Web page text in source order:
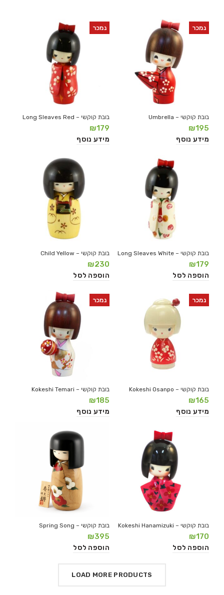
נמכר
בובת קוקשי – Umbrella
₪195
מידע נוסף
נמכר
בובת קוקשי – Long Sleaves Red
₪179
מידע נוסף
בובת קוקשי – Long Sleaves White
₪179
הוספה לסל
בובת קוקשי – Child Yellow
₪230
הוספה לסל
נמכר
בובת קוקשי – Kokeshi Osanpo
₪165
מידע נוסף
נמכר
בובת קוקשי – Kokeshi Temari
₪185
מידע נוסף
בובת קוקשי – Kokeshi Hanamizuki
₪170
הוספה לסל
בובת קוקשי – Spring Song
₪395
הוספה לסל
LOAD MORE PRODUCTS